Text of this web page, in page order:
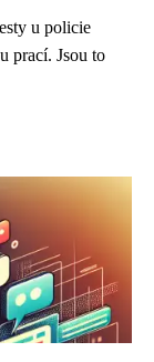
u policie
prací. Jsou to